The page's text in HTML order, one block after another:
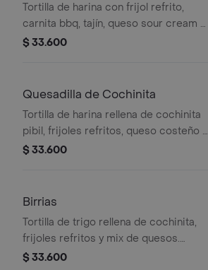
Tortilla de harina con frijol refrito,
carnita bbq, tajín, queso sour cream y
costeño.
$ 33.600
Quesadilla de Cochinita
Tortilla de harina rellena de cochinita
pibil, frijoles refritos, queso costeño y
sour cream.
$ 33.600
Birrias
Tortilla de trigo rellena de cochinita,
frijoles refritos y mix de quesos.
Acompañada de más queso rallado.
$ 33.600